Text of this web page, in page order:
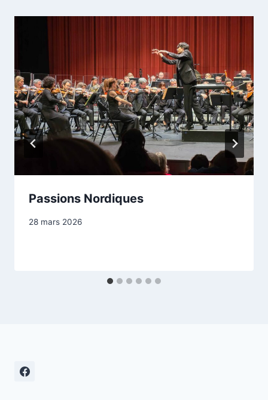
Passions Nordiques
28 mars 2026